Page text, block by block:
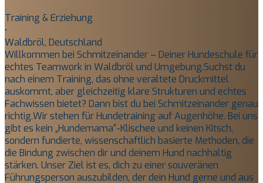
Training & Erziehung
•
Waldbröl, Deutschland
​Willkommen bei Schmitzeinander – Deiner Hundeschule für
echtes Teamwork in Waldbröl und Umgebung. ​Suchst du
nach einem Training, das ohne veraltete Druckmittel
auskommt, aber gleichzeitig klare Strukturen und echtes
Fachwissen bietet? Dann bist du bei Schmitzeinander genau
richtig. ​Wir stehen für Hundetraining auf Augenhöhe. Bei uns
gibt es kein „Hundemama“-Klischee und keinen Kitsch,
sondern fundierte, wissenschaftlich basierte Methoden, die
die Bindung zwischen dir und deinem Hund nachhaltig
stärken. Unser Ziel ist es, dich zu einer souveränen
Führungsperson auszubilden, der dein Hund gerne und aus